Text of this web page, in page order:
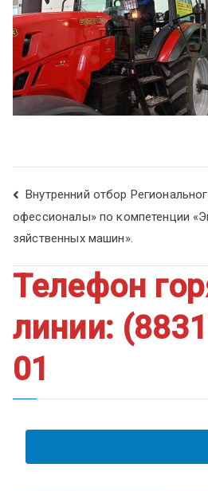
Внутренний отбор
офессионалы» по компетенции
зяйственных машин».
Телефон
линии:
01